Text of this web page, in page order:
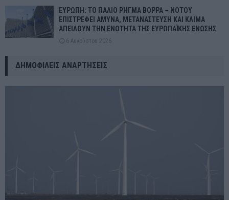
ΕΥΡΩΠΗ: ΤΟ ΠΑΛΙΟ ΡΗΓΜΑ ΒΟΡΡΑ – ΝΟΤΟΥ
ΕΠΙΣΤΡΕΦΕΙ ΑΜΥΝΑ, ΜΕΤΑΝΑΣΤΕΥΣΗ ΚΑΙ ΚΛΙΜΑ
ΑΠΕΙΛΟΥΝ ΤΗΝ ΕΝΟΤΗΤΑ ΤΗΣ ΕΥΡΩΠΑΪΚΗΣ ΕΝΩΣΗΣ
6 Αυγούστου 2026
ΔΗΜΟΦΙΛΕΊΣ ΑΝΑΡΤΉΣΕΙΣ